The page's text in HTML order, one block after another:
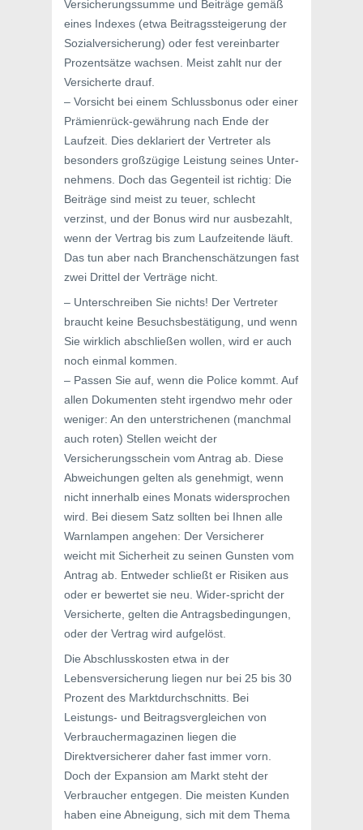
Versicherungssumme und Beiträge gemäß
eines Indexes (etwa Beitragssteigerung der
Sozialversicherung) oder fest vereinbarter
Prozentsätze wachsen. Meist zahlt nur der
Versicherte drauf.
– Vorsicht bei einem Schlussbonus oder einer
Prämienrück-gewährung nach Ende der
Laufzeit. Dies deklariert der Vertreter als
besonders großzügige Leistung seines Unter-
nehmens. Doch das Gegenteil ist richtig: Die
Beiträge sind meist zu teuer, schlecht
verzinst, und der Bonus wird nur ausbezahlt,
wenn der Vertrag bis zum Laufzeitende läuft.
Das tun aber nach Branchenschätzungen fast
zwei Drittel der Verträge nicht.
– Unterschreiben Sie nichts! Der Vertreter
braucht keine Besuchsbestätigung, und wenn
Sie wirklich abschließen wollen, wird er auch
noch einmal kommen.
– Passen Sie auf, wenn die Police kommt. Auf
allen Dokumenten steht irgendwo mehr oder
weniger: An den unterstrichenen (manchmal
auch roten) Stellen weicht der
Versicherungsschein vom Antrag ab. Diese
Abweichungen gelten als genehmigt, wenn
nicht innerhalb eines Monats widersprochen
wird. Bei diesem Satz sollten bei Ihnen alle
Warnlampen angehen: Der Versicherer
weicht mit Sicherheit zu seinen Gunsten vom
Antrag ab. Entweder schließt er Risiken aus
oder er bewertet sie neu. Wider-spricht der
Versicherte, gelten die Antragsbedingungen,
oder der Vertrag wird aufgelöst.
Die Abschlusskosten etwa in der
Lebensversicherung liegen nur bei 25 bis 30
Prozent des Marktdurchschnitts. Bei
Leistungs- und Beitragsvergleichen von
Verbrauchermagazinen liegen die
Direktversicherer daher fast immer vorn.
Doch der Expansion am Markt steht der
Verbraucher entgegen. Die meisten Kunden
haben eine Abneigung, sich mit dem Thema